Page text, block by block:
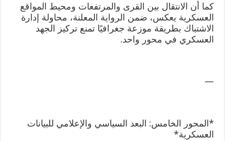
كما أن الانتقال بين القرى والمرتفعات ومحيط المواقع
العسكرية يعكس، ضمن الرواية المعلنة، محاولة إدارة
الاشتباك بطريقة موزعة جغرافيًا تمنع تركيز الجهد
العسكري في محور واحد.
—
*المحور الخامس: البعد السياسي والإعلامي للبيانات
العسكرية*